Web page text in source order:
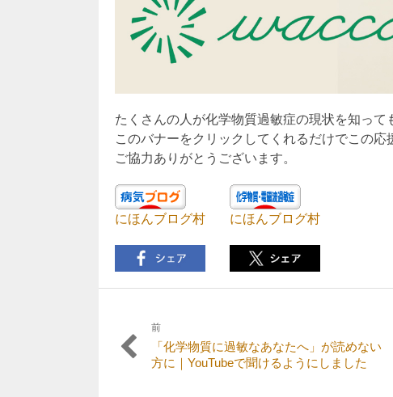
たくさんの人が化学物質過敏症の現状を知って
このバナーをクリックしてくれるだけでこの応
ご協力ありがとうございます。
にほんブログ村 にほんブログ村
投
稿
前
前
の
「化学物質に過敏なあなたへ」が読めない
方に｜YouTubeで聞けるようにしました